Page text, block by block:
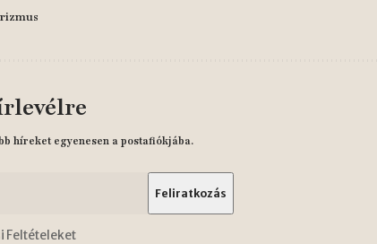
híreket egyenesen a postafiókjába.
Feltételeket